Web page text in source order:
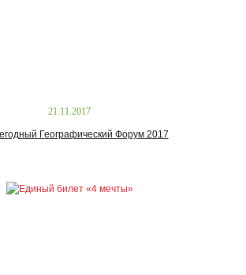
21.11.2017
Географический Форум 2017